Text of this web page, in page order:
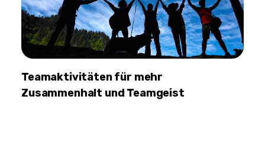
Teamaktivitäten für mehr
Zusammenhalt und Teamgeist